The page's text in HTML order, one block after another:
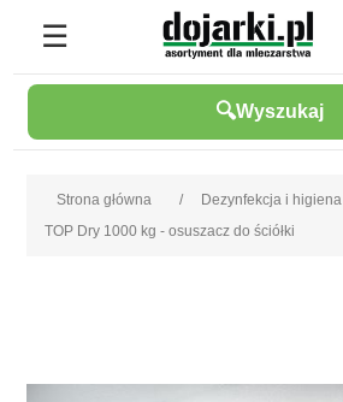
Wyszukaj
Strona główna / Dezynfekcja i higiena
TOP Dry 1000 kg - osuszacz do ściółki